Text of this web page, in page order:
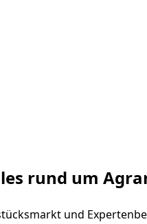
rund um
und